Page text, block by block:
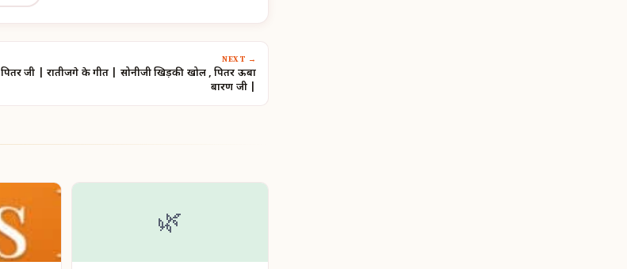
NEXT →
पितर जी | रातीजगे के गीत | सोनीजी खिड़की खोल , पितर ऊबा
बारण जी |
🌿